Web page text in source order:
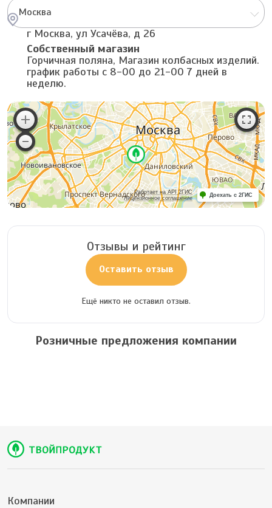
Москва
г Москва, ул Усачёва, д 26
Собственный магазин
Горчичная поляна, Магазин колбасных изделий.
график работы с 8-00 до 21-00 7 дней в
неделю.
Работает на API 2ГИС
Лицензионное соглашение
Доехать с 2ГИС
Отзывы и рейтинг
Оставить отзыв
Ещё никто не оставил отзыв.
Розничные предложения компании
Компании